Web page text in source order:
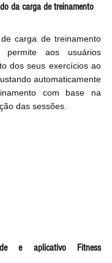
da carga de treinamento
carga de treinamento
aos usuários
dos seus exercícios ao
automaticamente
com base na
das sessões.
e aplicativo Fitness